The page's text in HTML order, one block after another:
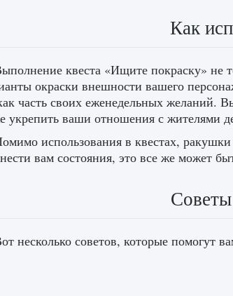
Как
квеста «Ищите покраску» не
окраски внешности вашего
часть своих еженедельных желаний.
укрепить ваши отношения с жителями
использования в квестах,
вам состояния, это все же может
несколько советов, которые помогут